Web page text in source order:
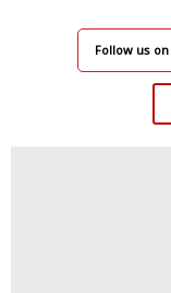
Follow us on